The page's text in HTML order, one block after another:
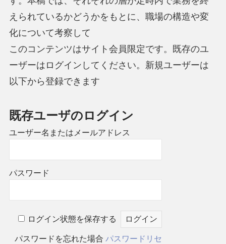
えられているかどうかをもとに、職場の構造や変
化について考察して
このコンテンツはサイト会員限定です。既存のユ
ーザーはログインしてください。新規ユーザーは
以下から登録できます
既存ユーザのログイン
ユーザー名またはメールアドレス
パスワード
ログイン状態を保存する
パスワードを忘れた場合 パスワードリセ